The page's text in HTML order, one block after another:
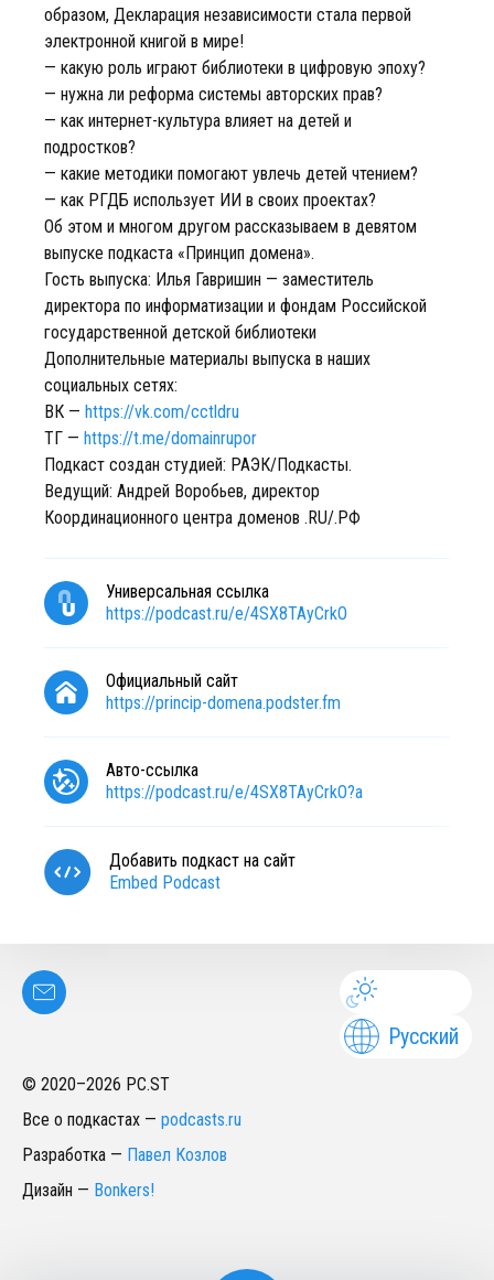
образом, Декларация независимости стала первой
электронной книгой в мире!
— какую роль играют библиотеки в цифровую эпоху?
— нужна ли реформа системы авторских прав?
— как интернет-культура влияет на детей и
подростков?
— какие методики помогают увлечь детей чтением?
— как РГДБ использует ИИ в своих проектах?
Об этом и многом другом рассказываем в девятом
выпуске подкаста «Принцип домена».
Гость выпуска: Илья Гавришин — заместитель
директора по информатизации и фондам Российской
государственной детской библиотеки
Дополнительные материалы выпуска в наших
социальных сетях:
ВК — https://vk.com/cctldru
ТГ — https://t.me/domainrupor
Подкаст создан студией: РАЭК/Подкасты.
Ведущий: Андрей Воробьев, директор
Координационного центра доменов .RU/.РФ
Универсальная ссылка
https://podcast.ru/e/4SX8TAyCrkO
Официальный сайт
https://princip-domena.podster.fm
Авто-ссылка
https://podcast.ru/e/4SX8TAyCrkO?a
Добавить подкаст на сайт
Embed Podcast
Русский
© 2020–2026 PC.ST
Все о подкастах — podcasts.ru
Разработка — Павел Козлов
Дизайн — Bonkers!